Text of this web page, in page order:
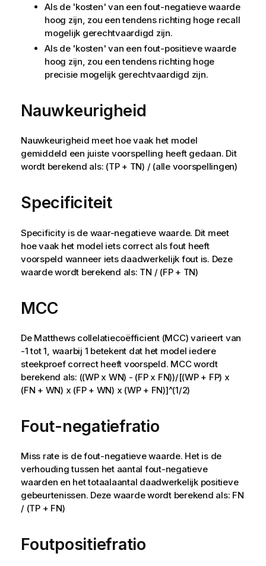
Als de 'kosten' van een fout-negatieve waarde
hoog zijn, zou een tendens richting hoge recall
mogelijk gerechtvaardigd zijn.
Als de 'kosten' van een fout-positieve waarde
hoog zijn, zou een tendens richting hoge
precisie mogelijk gerechtvaardigd zijn.
Nauwkeurigheid
Nauwkeurigheid meet hoe vaak het model
gemiddeld een juiste voorspelling heeft gedaan. Dit
wordt berekend als: (TP + TN) / (alle voorspellingen)
Specificiteit
Specificity is de waar-negatieve waarde. Dit meet
hoe vaak het model iets correct als fout heeft
voorspeld wanneer iets daadwerkelijk fout is. Deze
waarde wordt berekend als: TN / (FP + TN)
MCC
De Matthews collelatiecoëfficient (MCC) varieert van
-1 tot 1, waarbij 1 betekent dat het model iedere
steekproef correct heeft voorspeld. MCC wordt
berekend als: ((WP x WN) - (FP x FN))/[(WP + FP) x
(FN + WN) x (FP + WN) x (WP + FN)]^(1/2)
Fout-negatiefratio
Miss rate is de fout-negatieve waarde. Het is de
verhouding tussen het aantal fout-negatieve
waarden en het totaalaantal daadwerkelijk positieve
gebeurtenissen. Deze waarde wordt berekend als: FN
/ (TP + FN)
Foutpositiefratio